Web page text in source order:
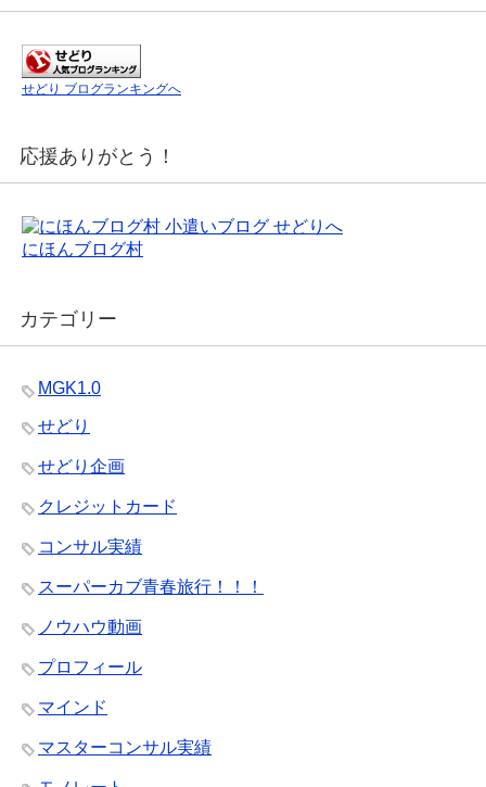
せどり ブログランキングへ
応援ありがとう！
にほんブログ村
カテゴリー
MGK1.0
せどり
せどり企画
クレジットカード
コンサル実績
スーパーカブ青春旅行！！！
ノウハウ動画
プロフィール
マインド
マスターコンサル実績